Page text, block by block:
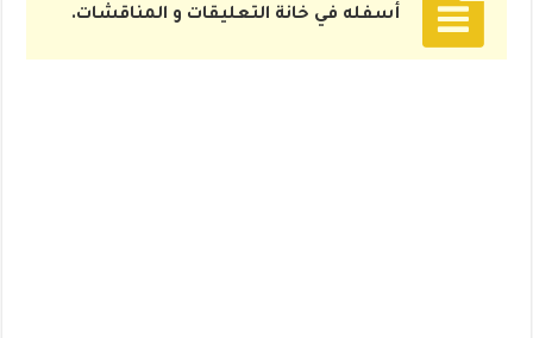
أسفله في خانة التعليقات و المناقشات.